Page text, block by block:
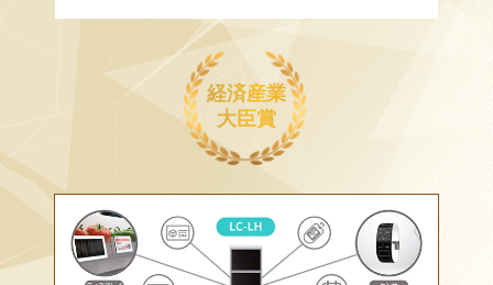
経済産業
大臣賞